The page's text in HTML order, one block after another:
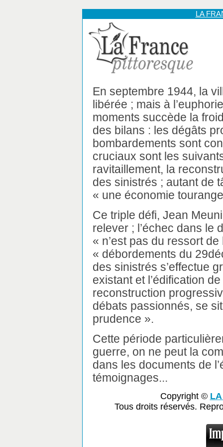
LA
En septembre 1944, la
libérée ; mais à
moments succède la
des bilans : les dégâts
bombardements sont
cruciaux sont les
ravitaillement, la
des sinistrés ; autant de
« une économie
Ce triple défi, Jean
relever ; l’échec dans le
« n’est pas du ressort
« débordements du
des sinistrés s’effectue
existant et l’édification
reconstruction
débats passionnés, se
prudence ».
Cette période
guerre, on ne peut la
dans les documents de
témoignages...
Copyright ©
Tous droits réservés.